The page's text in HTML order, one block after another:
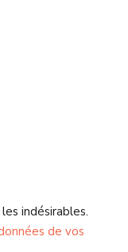
indésirables.
de vos